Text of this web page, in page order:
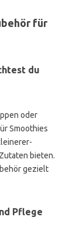
für
du
oder
Smoothies
bieten.
gezielt
Pflege